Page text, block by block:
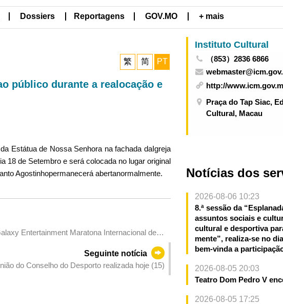
Dossiers Reportagens GOV.MO + mais
繁 简 PT
público durante a realocação e
Estátua de Nossa Senhora na fachada daIgreja
18 de Setembro e será colocada no lugar original
Agostinhopermanecerá abertanormalmente.
Entertainment Maratona Internacional de
Seguinte notícia
do Conselho do Desporto realizada hoje (15)
Instituto Cultural
（853）2836 6866
http://
Praça do Tap Siac,
Cultural, Macau
Notícias dos
2026-08-06 10:23
8.ª sessão da
assuntos sociais e
cultural e desportiva
mente”, realiza-se no
bem-vinda a
2026-08-05 20:03
Teatro Dom Pedro V
2026-08-05 17:25